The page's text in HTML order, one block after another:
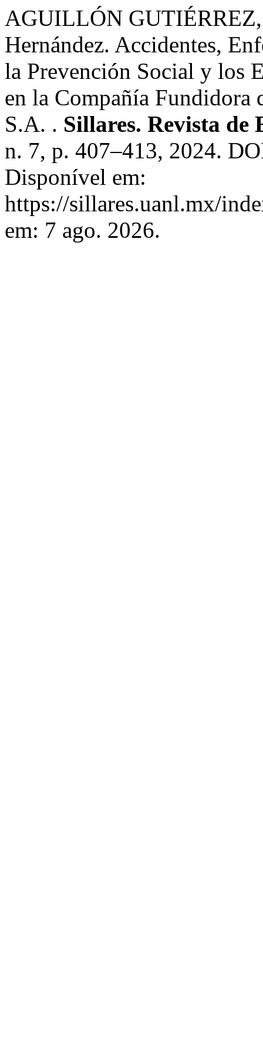
AGUILLÓN GUTIÉRREZ,
Hernández. Accidentes,
la Prevención Social y los
en la Compañía Fundidora
S.A. . Sillares. Revista de
n. 7, p. 407–413, 2024.
Disponível em:
https://sillares.uanl.mx/
em: 7 ago. 2026.